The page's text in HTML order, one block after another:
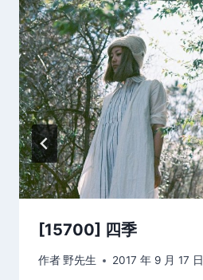
[15700] 四季
作者 野先生 2017 年 9 月 17 日